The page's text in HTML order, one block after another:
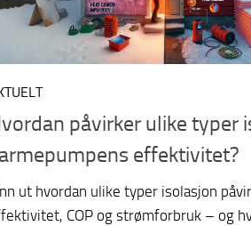
påvirker ulike typer
effektivitet?
ut hvordan ulike typer isolasjon
COP og strømforbruk – og